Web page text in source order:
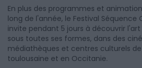
En plus des programmes et
long de l'année, le Festival
invite pendant 5 jours à découvrir
sous toutes ses formes, dans des
médiathèques et centres culturels
toulousaine et en Occitanie.